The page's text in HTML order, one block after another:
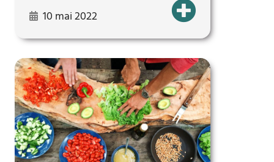
10 mai 2022